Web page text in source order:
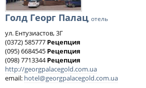
Голд Георг Палац, отель
ул. Ентузиастов, 3Г
(0372) 585777 Рецепция
(095) 6684545 Рецепция
(098) 7713344Рецепция
http://georgpalacegold.com.ua
email: hotel@georgpalacegold.com.ua